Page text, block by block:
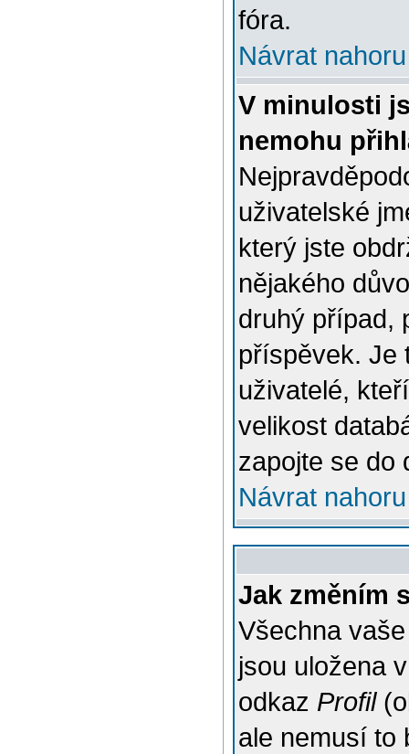
fóra.
Návrat nahoru
V minulosti
nemohu
uživatelské
který jste
nějakého
druhý případ,
příspěvek. Je
uživatelé,
velikost
zapojte se do
Návrat nahoru
Jak změním
Všechna
jsou uložena
odkaz Profil
ale nemusí to